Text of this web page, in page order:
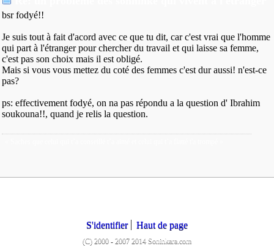
bsr fodyé!!
Je suis tout à fait d'acord avec ce que tu dit, car c'est vrai que l'homme
qui part à l'étranger pour chercher du travail et qui laisse sa femme,
c'est pas son choix mais il est obligé.
Mais si vous vous mettez du coté des femmes c'est dur aussi! n'est-ce
pas?
ps: effectivement fodyé, on na pas répondu a la question d' Ibrahim
soukouna!!, quand je relis la question.
S'identifier Haut de page
(C) 2000 - 2007 2014 Soninkara.com